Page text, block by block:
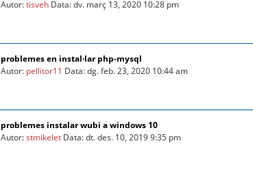
Autor:tisveh Data: dv. març 13, 2020 10:28 pm
problemes en instal·lar php-mysql
Autor: pellitor11 Data: dg. feb. 23, 2020 10:44 am
problemes instalar wubi a windows 10
Autor:stmikelet Data: dt. des. 10, 2019 9:35 pm